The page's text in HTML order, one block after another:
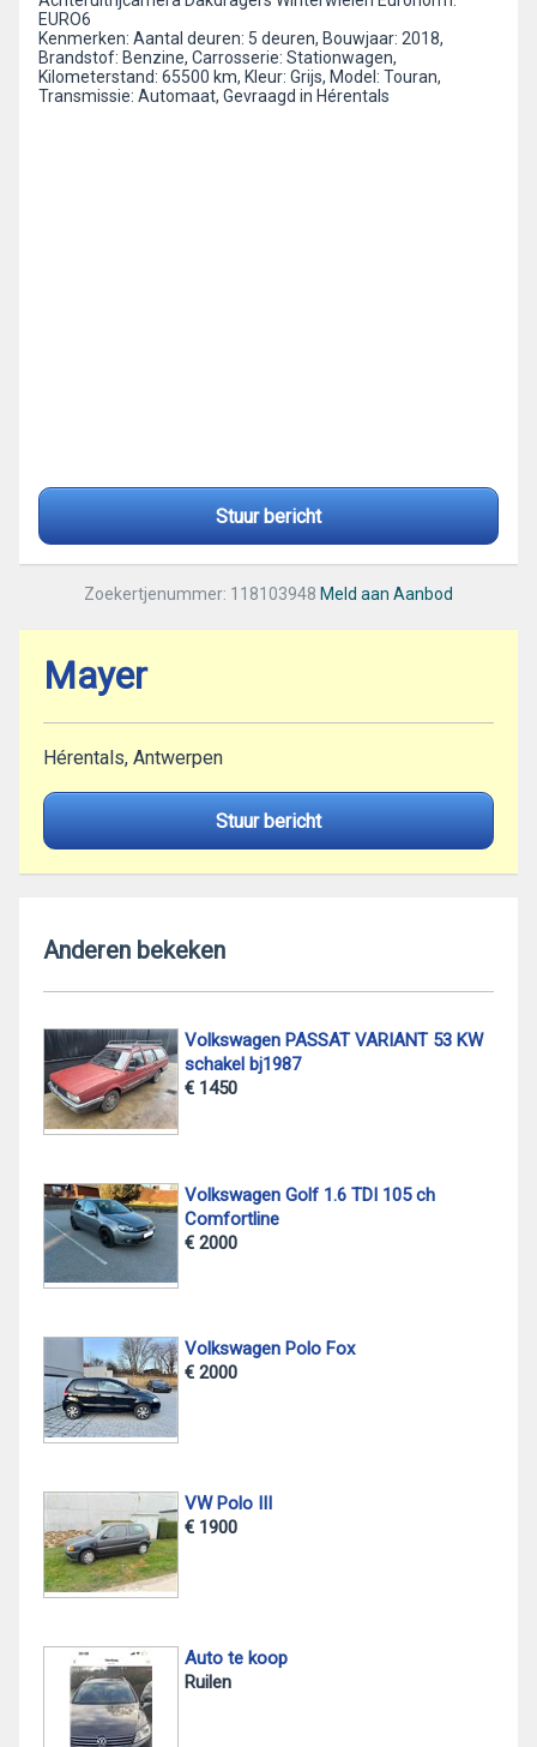
EURO6
Kenmerken: Aantal deuren: 5 deuren, Bouwjaar: 2018,
Brandstof: Benzine, Carrosserie: Stationwagen,
Kilometerstand: 65500 km, Kleur: Grijs, Model: Touran,
Transmissie: Automaat, Gevraagd in Hérentals
Stuur bericht
Zoekertjenummer: 118103948 Meld aan Aanbod
Mayer
Hérentals, Antwerpen
Stuur bericht
Anderen bekeken
Volkswagen PASSAT VARIANT 53 KW
schakel bj1987
€ 1450
Volkswagen Golf 1.6 TDI 105 ch
Comfortline
€ 2000
Volkswagen Polo Fox
€ 2000
VW Polo III
€ 1900
Auto te koop
Ruilen